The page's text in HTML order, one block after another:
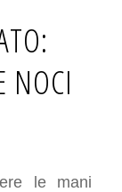
NOCI
le mani